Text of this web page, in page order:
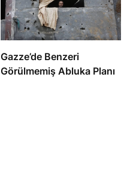
​​​​​​​Gazze’de Benzeri
Görülmemiş Abluka Planı